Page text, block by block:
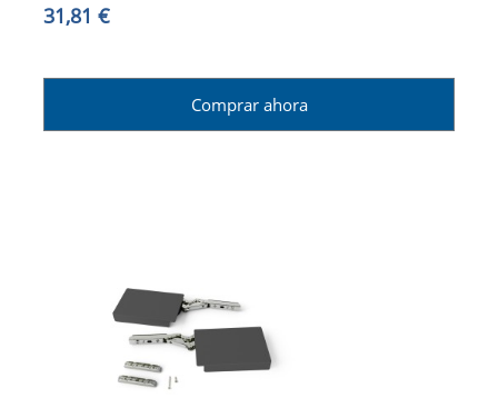
31,81 €
Comprar ahora